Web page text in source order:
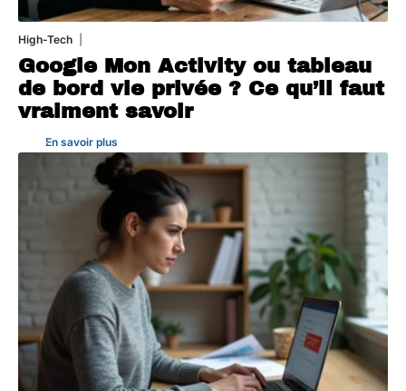
High-Tech
Google Mon Activity ou tableau
de bord vie privée ? Ce qu’il faut
vraiment savoir
En savoir plus